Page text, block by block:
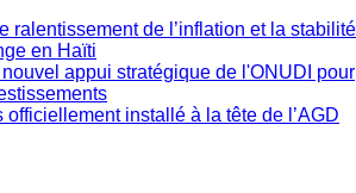
ralentissement de l’inflation et la stabilité
en Haïti
appui stratégique de l'ONUDI pour
officiellement installé à la tête de l’AGD